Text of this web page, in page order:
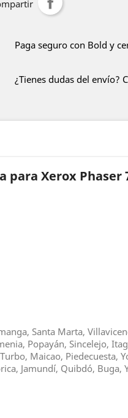
Paga seguro con Bold y
¿Tienes dudas del envío?
para Xerox Phaser
Santa Marta,
Popayán, Sincelejo,
Maicao, Piedecuesta,
Jamundí, Quibdó,